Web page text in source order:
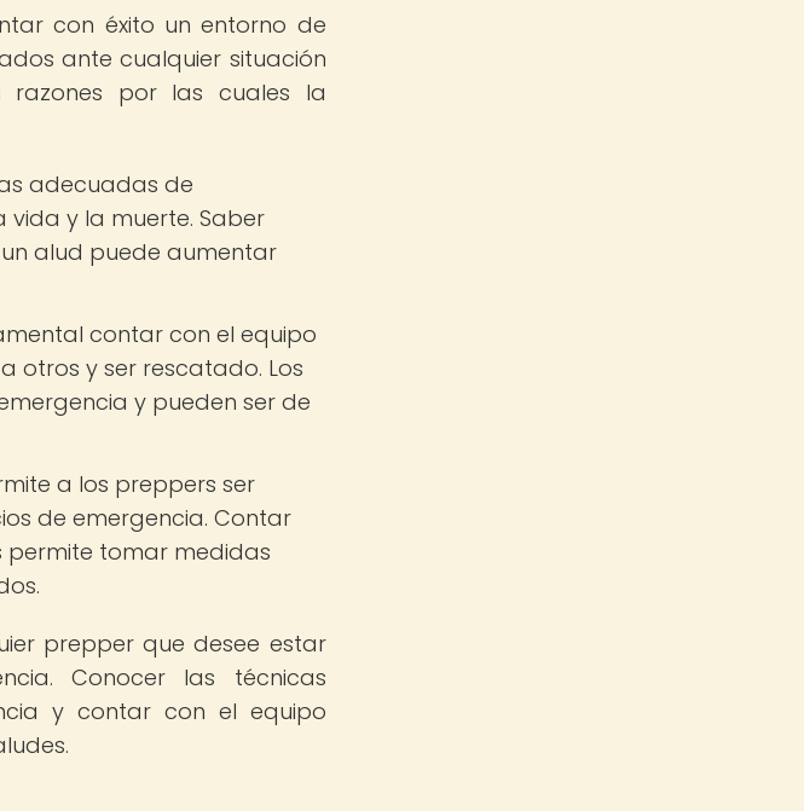
con éxito un entorno de
ante cualquier situación
razones por las cuales la
adecuadas de
y la muerte. Saber
alud puede aumentar
contar con el equipo
otros y ser rescatado. Los
y pueden ser de
a los preppers ser
de emergencia. Contar
permite tomar medidas
prepper que desee estar
Conocer las técnicas
y contar con el equipo